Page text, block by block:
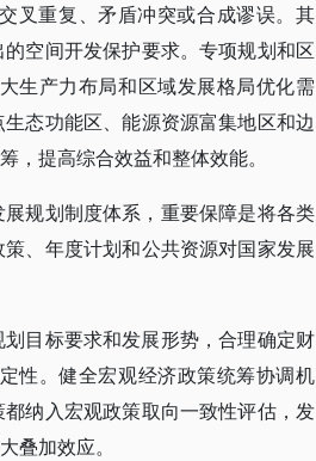
叉重复、矛盾冲突或合成谬误。其
空间开发保护要求。专项规划和区
生产力布局和区域发展格局优化需
态功能区、能源资源富集地区和边
提高综合效益和整体效能。
规划制度体系，重要保障是将各类
、年度计划和公共资源对国家发展
目标要求和发展形势，合理确定财
性。健全宏观经济政策统筹协调机
纳入宏观政策取向一致性评估，发
叠加效应。